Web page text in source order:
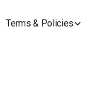
Terms & Policies